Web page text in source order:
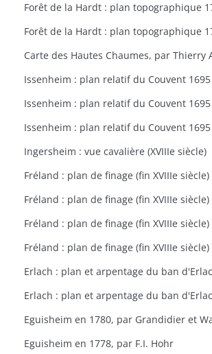
Forêt de la Hardt : plan topographique
Forêt de la Hardt : plan topographique
Issenheim : plan relatif du Couvent 1695
Issenheim : plan relatif du Couvent 1695
Issenheim : plan relatif du Couvent 1695
Ingersheim : vue cavalière (XVIIIe siècle)
Fréland : plan de finage (fin XVIIIe siècle)
Fréland : plan de finage (fin XVIIIe siècle)
Fréland : plan de finage (fin XVIIIe siècle)
Fréland : plan de finage (fin XVIIIe siècle)
Erlach : plan et arpentage du ban
Erlach : plan et arpentage du ban
Eguisheim en 1780, par Grandidier et
Eguisheim en 1778, par F.I. Hohr